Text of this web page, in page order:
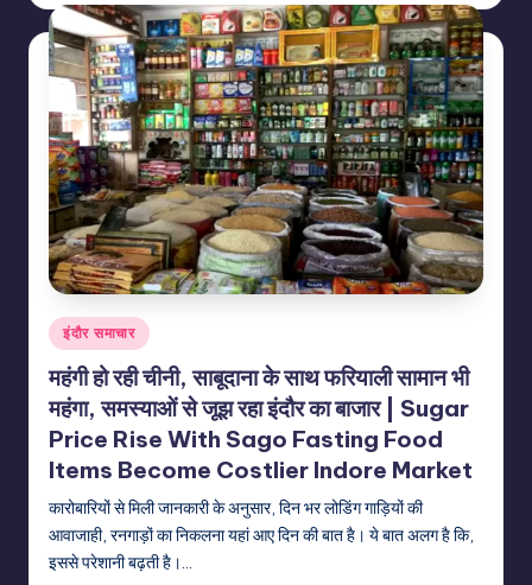
Posted
in
इंदौर समाचार
महंगी हो रही चीनी, साबूदाना के साथ फरियाली सामान भी
महंगा, समस्याओं से जूझ रहा इंदौर का बाजार | Sugar
Price Rise With Sago Fasting Food
Items Become Costlier Indore Market
कारोबारियों से मिली जानकारी के अनुसार, दिन भर लोडिंग गाड़ियों की
आवाजाही, रनगाड़ों का निकलना यहां आए दिन की बात है। ये बात अलग है कि,
इससे परेशानी बढ़ती है।…